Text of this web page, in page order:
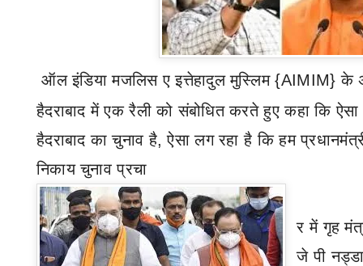
ऑल इंडिया मजलिस ए इत्तेहादुल मुस्लिम{AIMIM}के
हैदराबाद में एक रैली को संबोधित करते हुए कहा कि
हैदराबाद का चुनाव है,ऐसा लग रहा है कि हम
निकाय चुनाव प्रचा
र में गृह
जे पी